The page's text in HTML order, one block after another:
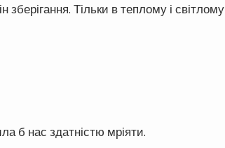
Тільки в теплому і світлому
б нас здатністю мріяти.